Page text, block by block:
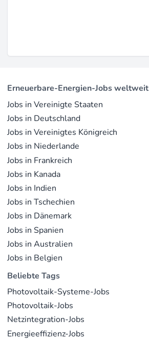
Erneuerbare-Energien-Jobs weltweit
Jobs in Vereinigte Staaten
Jobs in Deutschland
Jobs in Vereinigtes Königreich
Jobs in Niederlande
Jobs in Frankreich
Jobs in Kanada
Jobs in Indien
Jobs in Tschechien
Jobs in Dänemark
Jobs in Spanien
Jobs in Australien
Jobs in Belgien
Beliebte Tags
Photovoltaik-Systeme-Jobs
Photovoltaik-Jobs
Netzintegration-Jobs
Energieeffizienz-Jobs